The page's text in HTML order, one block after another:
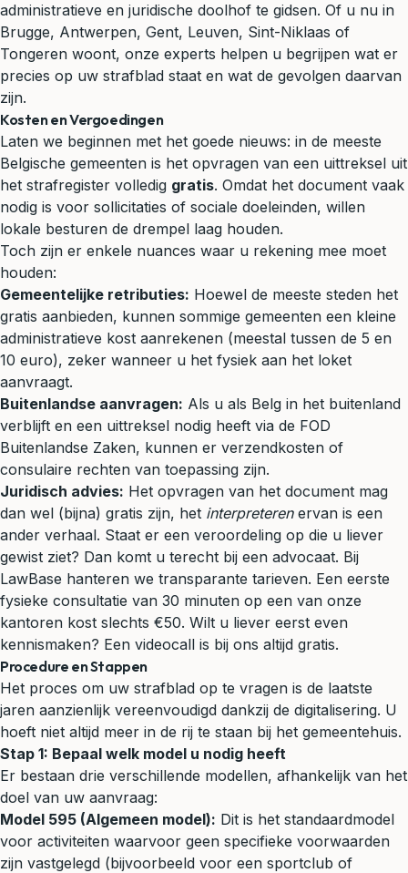
administratieve en juridische doolhof te gidsen. Of u nu in
Brugge, Antwerpen, Gent, Leuven, Sint-Niklaas of
Tongeren woont, onze experts helpen u begrijpen wat er
precies op uw strafblad staat en wat de gevolgen daarvan
zijn.
Kosten en Vergoedingen
Laten we beginnen met het goede nieuws: in de meeste
Belgische gemeenten is het opvragen van een uittreksel uit
het strafregister volledig gratis. Omdat het document vaak
nodig is voor sollicitaties of sociale doeleinden, willen
lokale besturen de drempel laag houden.
Toch zijn er enkele nuances waar u rekening mee moet
houden:
Gemeentelijke retributies: Hoewel de meeste steden het
gratis aanbieden, kunnen sommige gemeenten een kleine
administratieve kost aanrekenen (meestal tussen de 5 en
10 euro), zeker wanneer u het fysiek aan het loket
aanvraagt.
Buitenlandse aanvragen: Als u als Belg in het buitenland
verblijft en een uittreksel nodig heeft via de FOD
Buitenlandse Zaken, kunnen er verzendkosten of
consulaire rechten van toepassing zijn.
Juridisch advies: Het opvragen van het document mag
dan wel (bijna) gratis zijn, het interpreterenervan is een
ander verhaal. Staat er een veroordeling op die u liever
gewist ziet? Dan komt u terecht bij een advocaat. Bij
LawBase hanteren we transparante tarieven. Een eerste
fysieke consultatie van 30 minuten op een van onze
kantoren kost slechts €50. Wilt u liever eerst even
kennismaken? Een videocall is bij ons altijd gratis.
Procedure en Stappen
Het proces om uw strafblad op te vragen is de laatste
jaren aanzienlijk vereenvoudigd dankzij de digitalisering. U
hoeft niet altijd meer in de rij te staan bij het gemeentehuis.
Stap 1: Bepaal welk model u nodig heeft
Er bestaan drie verschillende modellen, afhankelijk van het
doel van uw aanvraag:
Model 595 (Algemeen model): Dit is het standaardmodel
voor activiteiten waarvoor geen specifieke voorwaarden
zijn vastgelegd (bijvoorbeeld voor een sportclub of